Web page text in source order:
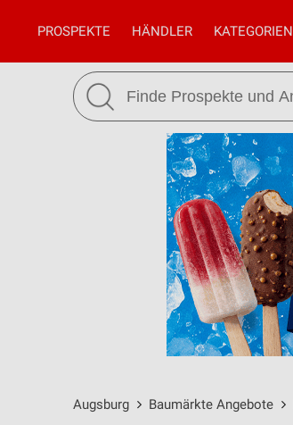
PROSPEKTE HÄNDLER KATEGORIEN
Augsburg Baumärkte Angebote